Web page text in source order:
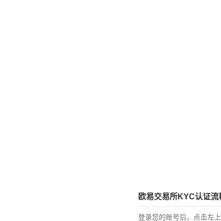
欧易交易所KYC认证流
登录您的账号后，点击左